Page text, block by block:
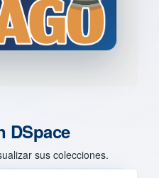
DSpace
sus colecciones.